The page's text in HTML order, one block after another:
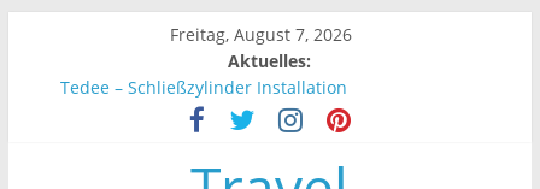
springen
Freitag, August 7, 2026
Aktuelles:
Tedee – Schließzylinder Installation
Tedee – Smartes Türschloss Automatisch schließen
Unifi Controller – Endgeräte werden nicht angezeigt
Tedee – Smartes Türschloss an Alexa anbinden